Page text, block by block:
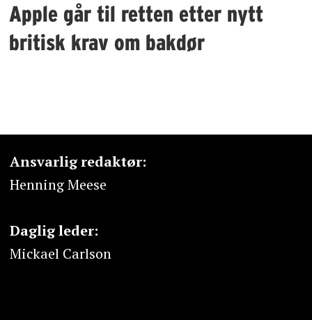
Apple går til retten etter nytt
britisk krav om bakdør
Ansvarlig redaktør:
Henning Meese
Daglig leder:
Mickael Carlson